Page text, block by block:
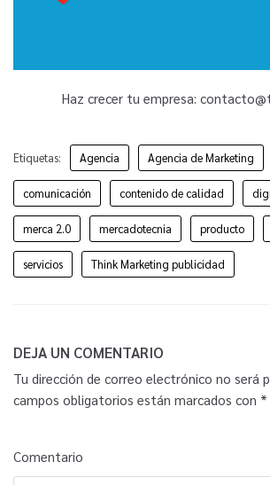
Haz crecer tu empresa:
Etiquetas: Agencia Agencia de Marketing
comunicación contenido de calidad
merca 2.0 mercadotecnia producto
servicios Think Marketing publicidad
DEJA UN COMENTARIO
Tu dirección de correo electrónico no será
campos obligatorios están marcados con *
Comentario